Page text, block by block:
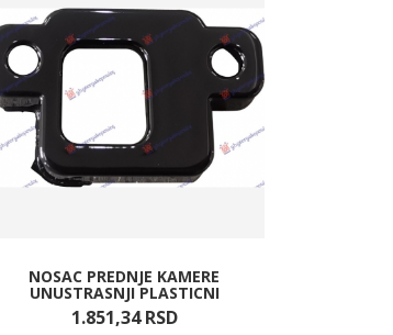
NOSAC PREDNJE KAMERE
UNUSTRASNJI PLASTICNI
1.851,34 RSD